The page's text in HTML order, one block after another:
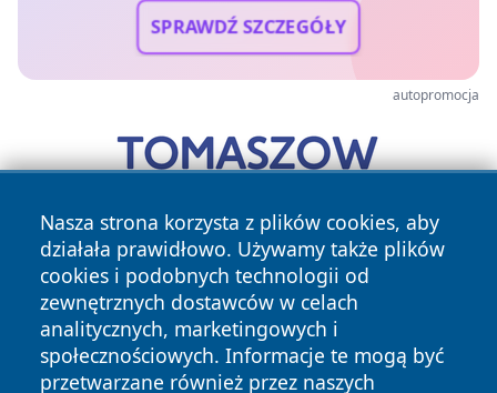
SPRAWDŹ SZCZEGÓŁY
autopromocja
Nasza strona korzysta z plików cookies, aby
działała prawidłowo. Używamy także plików
cookies i podobnych technologii od
zewnętrznych dostawców w celach
analitycznych, marketingowych i
społecznościowych. Informacje te mogą być
przetwarzane również przez naszych
Copyright © 2026 echolegnica.pl Wszystkie prawa